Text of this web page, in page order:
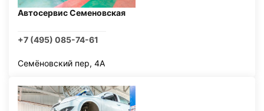
Автосервис Семеновская
+7 (495) 085-74-61
Семёновский пер, 4А